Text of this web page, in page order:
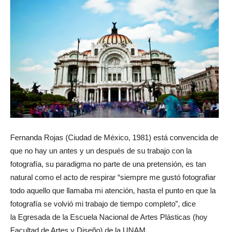
Fernanda Rojas (Ciudad de México, 1981) está convencida de
que no hay un antes y un después de su trabajo con la
fotografía, su paradigma no parte de una pretensión, es tan
natural como el acto de respirar “siempre me gustó fotografiar
todo aquello que llamaba mi atención, hasta el punto en que la
fotografía se volvió mi trabajo de tiempo completo”, dice
la Egresada de la Escuela Nacional de Artes Plásticas (hoy
Facultad de Artes y Diseño) de la UNAM.